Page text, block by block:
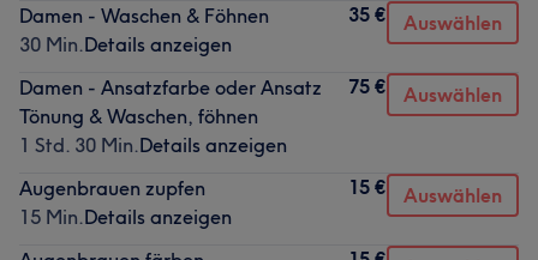
Damen - Waschen & Föhnen
30 Min.Details anzeigen
35 € Auswählen
Damen - Ansatzfarbe oder Ansatz
Tönung & Waschen, föhnen
1 Std. 30 Min.Details anzeigen
75 € Auswählen
Augenbrauen zupfen
15 Min.Details anzeigen
15 € Auswählen